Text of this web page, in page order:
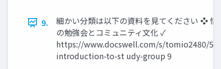
9.
細かい分類は以下の資料を見てください ❖ 情
の勉強会とコミュニティ文化 ✓
https://www.docswell.com/s/tomio2480/
introduction-to-st udy-group 9